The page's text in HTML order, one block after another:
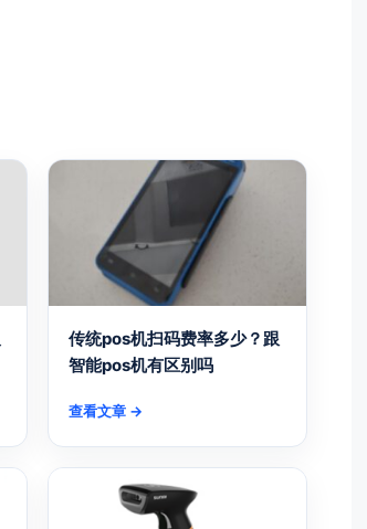
传统pos机扫码费率多少？跟
智能pos机有区别吗
查看文章 →